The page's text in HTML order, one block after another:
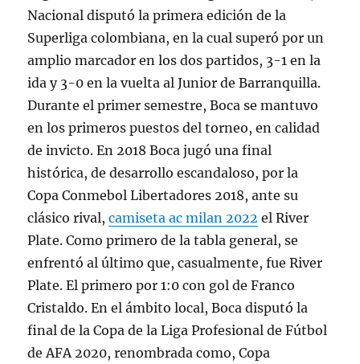
Nacional disputó la primera edición de la
Superliga colombiana, en la cual superó por un
amplio marcador en los dos partidos, 3-1 en la
ida y 3-0 en la vuelta al Junior de Barranquilla.
Durante el primer semestre, Boca se mantuvo
en los primeros puestos del torneo, en calidad
de invicto. En 2018 Boca jugó una final
histórica, de desarrollo escandaloso, por la
Copa Conmebol Libertadores 2018, ante su
clásico rival,camiseta ac milan 2022 el River
Plate. Como primero de la tabla general, se
enfrentó al último que, casualmente, fue River
Plate. El primero por 1:0 con gol de Franco
Cristaldo. En el ámbito local, Boca disputó la
final de la Copa de la Liga Profesional de Fútbol
de AFA 2020, renombrada como, Copa